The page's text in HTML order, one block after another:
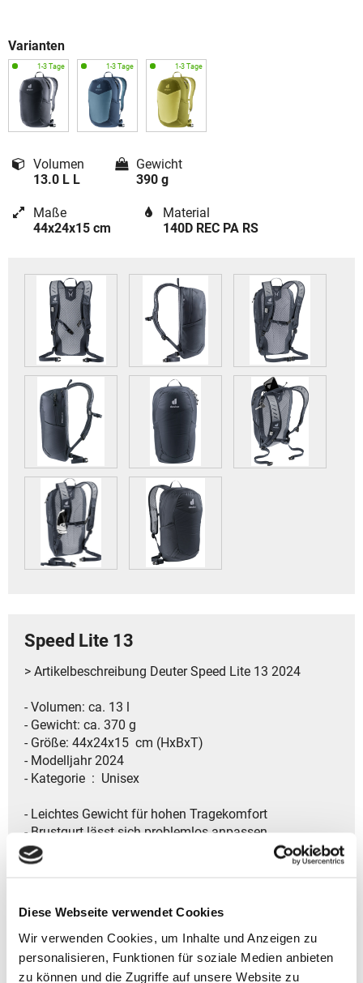
Diese Webseite verwendet Cookies
Wir verwenden Cookies, um Inhalte und Anzeigen zu
personalisieren, Funktionen für soziale Medien anbieten
zu können und die Zugriffe auf unsere Website zu
Varianten
Volumen
13.0 L L
Gewicht
390 g
Maße
44x24x15 cm
Material
140D REC PA RS
Speed Lite 13
> Artikelbeschreibung Deuter Speed Lite 13 2024
- Volumen: ca. 13 l
- Gewicht: ca. 370 g
- Größe: 44x24x15 cm (HxBxT)
- Modelljahr 2024
- Kategorie ‏ : ‎ Unisex
- Leichtes Gewicht für hohen Tragekomfort
- Brustgurt lässt sich problemlos anpassen
- Schulterträger mit ergonomischer Polsterung für
besseren Halt
Lastenverlagerung auf die Hüfte
- Zwei dehnbare Seitentaschen für zusätzlichen
Stauraum
- Sicheres Fach für wertvolle Gegenstände